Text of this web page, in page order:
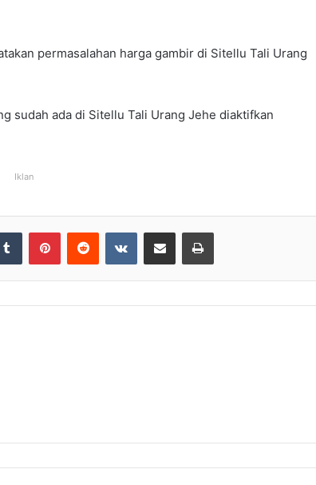
permasalahan harga gambir di Sitellu Tali Urang
sudah ada di Sitellu Tali Urang Jehe diaktifkan
Iklan